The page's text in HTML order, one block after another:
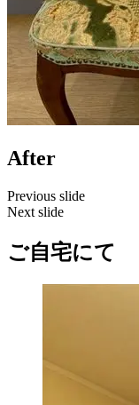
After
Previous slide
Next slide
ご自宅にて